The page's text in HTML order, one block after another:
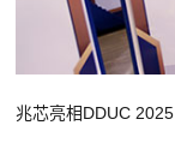
兆芯亮相DDUC